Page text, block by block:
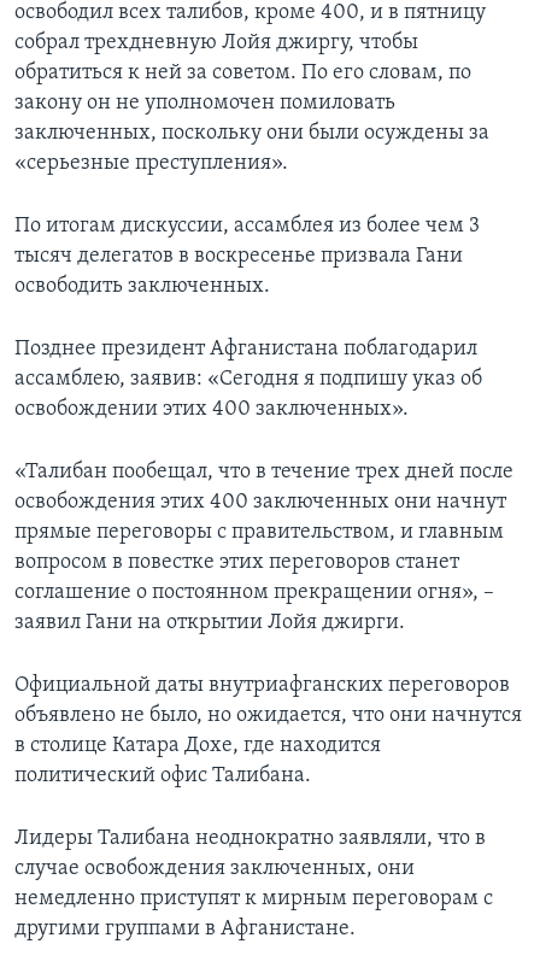
освободил всех талибов, кроме 400, и в пятницу
собрал трехдневную Лойя джиргу, чтобы
обратиться к ней за советом. По его словам, по
закону он не уполномочен помиловать
заключенных, поскольку они были осуждены за
«серьезные преступления».
По итогам дискуссии, ассамблея из более чем 3
тысяч делегатов в воскресенье призвала Гани
освободить заключенных.
Позднее президент Афганистана поблагодарил
ассамблею, заявив: «Сегодня я подпишу указ об
освобождении этих 400 заключенных».
«Талибан пообещал, что в течение трех дней после
освобождения этих 400 заключенных они начнут
прямые переговоры с правительством, и главным
вопросом в повестке этих переговоров станет
соглашение о постоянном прекращении огня», –
заявил Гани на открытии Лойя джирги.
Официальной даты внутриафганских переговоров
объявлено не было, но ожидается, что они начнутся
в столице Катара Дохе, где находится
политический офис Талибана.
Лидеры Талибана неоднократно заявляли, что в
случае освобождения заключенных, они
немедленно приступят к мирным переговорам с
другими группами в Афганистане.